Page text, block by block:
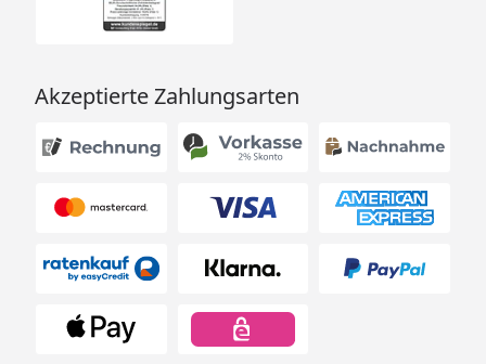
Akzeptierte Zahlungsarten